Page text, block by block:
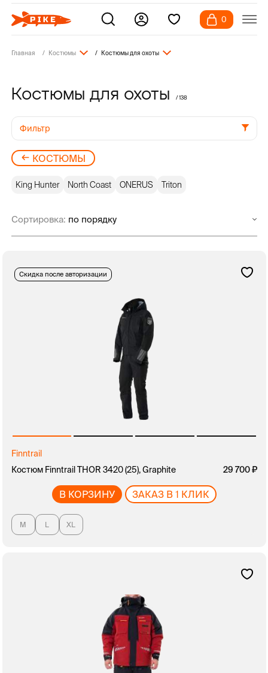
0
Главная Костюмы Костюмы для охоты
Костюмы для охоты / 138
Фильтр
КОСТЮМЫ
King Hunter North Coast ONERUS Triton
Сортировка:
Скидка после авторизации
Finntrail
Костюм Finntrail THOR 3420 (25), Graphite
29 700
В КОРЗИНУ ЗАКАЗ В 1 КЛИК
M L XL